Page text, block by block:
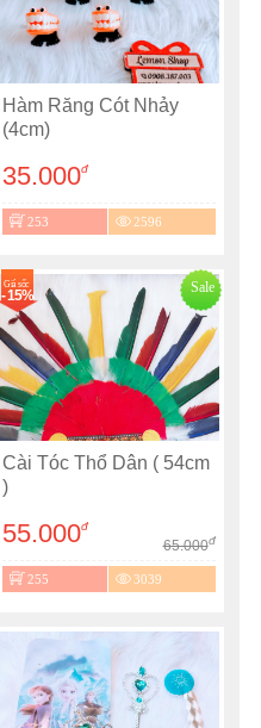
Hàm Răng Cót Nhảy
(4cm)
35.000đ
253 2596
Sale
Giá sốc
- 15%
Cài Tóc Thổ Dân ( 54cm
)
55.000đ
65.000đ
255 3039